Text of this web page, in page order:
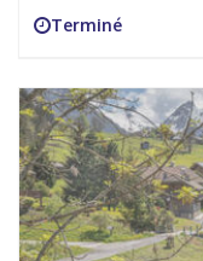
Terminé